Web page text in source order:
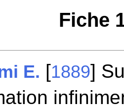
Fiche
E. [1889]